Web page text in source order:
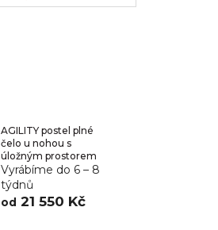
AGILITY postel plné
čelo u nohou s
úložným prostorem
Vyrábíme do 6 – 8
týdnů
od 21 550 Kč